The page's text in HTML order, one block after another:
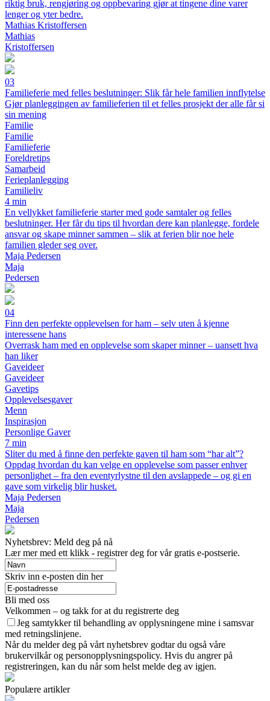
riktig bruk, rengjøring og oppbevaring gjør at tingene dine varer
lenger og yter bedre.
Mathias Kristoffersen
Mathias
Kristoffersen
03
Familieferie med felles beslutninger: Slik får hele familien innflytelse
Gjør planleggingen av familieferien til et felles prosjekt der alle får si
sin mening
Familie
Familie
Familieferie
Foreldretips
Samarbeid
Ferieplanlegging
Familieliv
4 min
En vellykket familieferie starter med gode samtaler og felles
beslutninger. Her får du tips til hvordan dere kan planlegge, fordele
ansvar og skape minner sammen – slik at ferien blir noe hele
familien gleder seg over.
Maja Pedersen
Maja
Pedersen
04
Finn den perfekte opplevelsen for ham – selv uten å kjenne
interessene hans
Overrask ham med en opplevelse som skaper minner – uansett hva
han liker
Gaveideer
Gaveideer
Gavetips
Opplevelsesgaver
Menn
Inspirasjon
Personlige Gaver
7 min
Sliter du med å finne den perfekte gaven til ham som “har alt”?
Oppdag hvordan du kan velge en opplevelse som passer enhver
personlighet – fra den eventyrlystne til den avslappede – og gi en
gave som virkelig blir husket.
Maja Pedersen
Maja
Pedersen
Nyhetsbrev: Meld deg på nå
Lær mer med ett klikk - registrer deg for vår gratis e-postserie.
Skriv inn e-posten din her
Bli med oss
Velkommen – og takk for at du registrerte deg
Jeg samtykker til behandling av opplysningene mine i samsvar
med retningslinjene.
Når du melder deg på vårt nyhetsbrev godtar du også våre
brukervilkår og personopplysningspolicy. Hvis du angrer på
registreringen, kan du når som helst melde deg av igjen.
Populære artikler